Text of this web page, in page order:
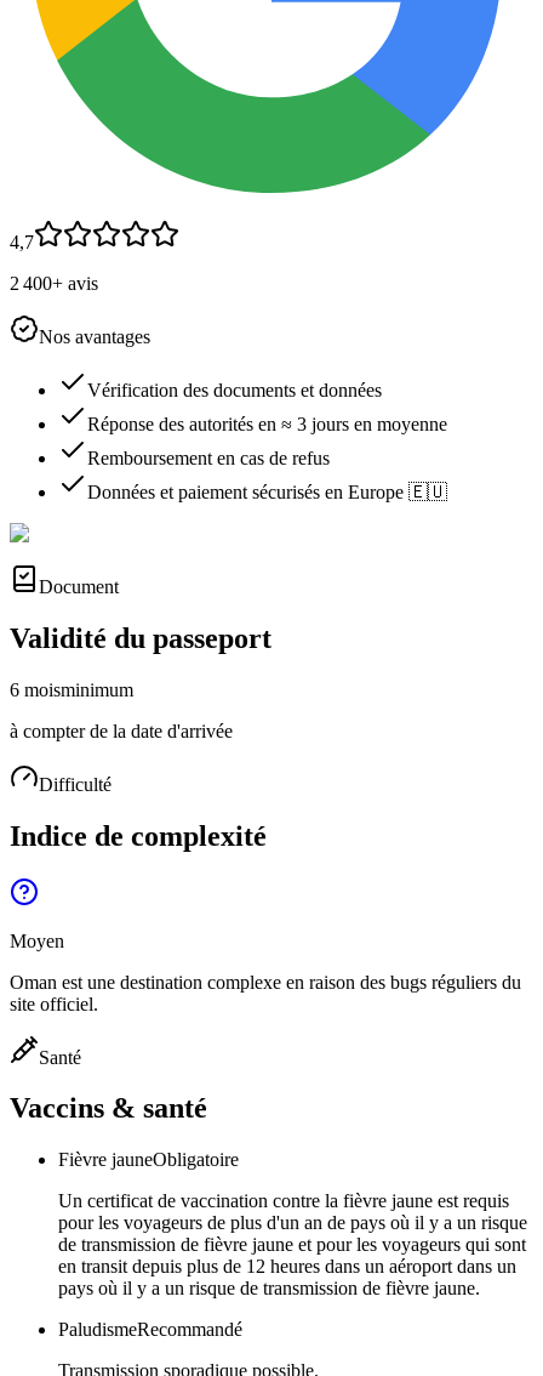
4,7
2 400+ avis
Nos avantages
Vérification des documents et données
Réponse des autorités en ≈ 3 jours en moyenne
Remboursement en cas de refus
Données et paiement sécurisés en Europe 🇪🇺
Document
Validité du passeport
6 moisminimum
à compter de la date d'arrivée
Difficulté
Indice de complexité
Moyen
Oman est une destination complexe en raison des bugs réguliers du
site officiel.
Santé
Vaccins & santé
Fièvre jauneObligatoire
Un certificat de vaccination contre la fièvre jaune est requis
pour les voyageurs de plus d'un an de pays où il y a un risque
de transmission de fièvre jaune et pour les voyageurs qui sont
en transit depuis plus de 12 heures dans un aéroport dans un
pays où il y a un risque de transmission de fièvre jaune.
PaludismeRecommandé
Transmission sporadique possible.